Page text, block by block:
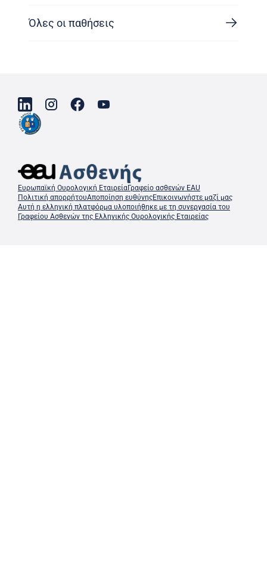
Όλες οι παθήσεις
Ευρωπαϊκή Ουρολογική ΕταιρείαΓραφείο ασθενών EAU
Πολιτική απορρήτουΑποποίηση ευθύνηςΕπικοινωνήστε μαζί μας
Αυτή η ελληνική πλατφόρμα υλοποιήθηκε με τη συνεργασία του
Γραφείου Ασθενών της Ελληνικής Ουρολογικής Εταιρείας